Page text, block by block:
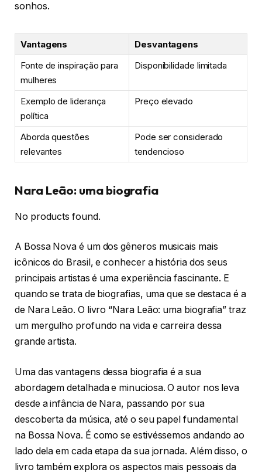
sonhos.
Vantagens
Desvantagens
Fonte de inspiração para
mulheres
Disponibilidade limitada
Exemplo de liderança
política
Preço elevado
Aborda questões
relevantes
Pode ser considerado
tendencioso
Nara Leão: uma biografia
No products found.
A Bossa Nova é um dos gêneros musicais mais
icônicos do Brasil, e conhecer a história dos seus
principais artistas é uma experiência fascinante. E
quando se trata de biografias, uma que se destaca é a
de Nara Leão. O livro “Nara Leão: uma biografia” traz
um mergulho profundo na vida e carreira dessa
grande artista.
Uma das vantagens dessa biografia é a sua
abordagem detalhada e minuciosa. O autor nos leva
desde a infância de Nara, passando por sua
descoberta da música, até o seu papel fundamental
na Bossa Nova. É como se estivéssemos andando ao
lado dela em cada etapa da sua jornada. Além disso, o
livro também explora os aspectos mais pessoais da